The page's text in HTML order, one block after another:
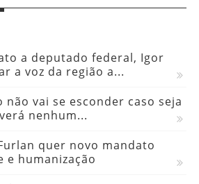
a deputado federal, Igor
a voz da região a...
não vai se esconder caso seja
nenhum...
quer novo mandato
e humanização